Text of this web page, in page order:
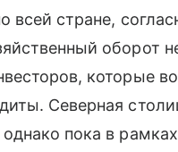
всей стране,
оборот
которые
Северная
пока в